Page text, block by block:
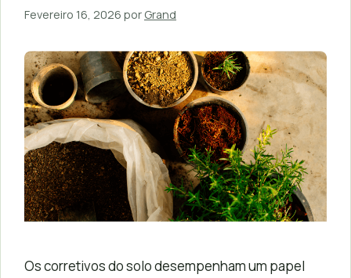
Fevereiro 16, 2026 por Grand
Os corretivos do solo desempenham um papel